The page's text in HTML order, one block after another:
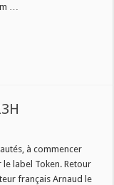
…
à commencer
label Token. Retour
français Arnaud le